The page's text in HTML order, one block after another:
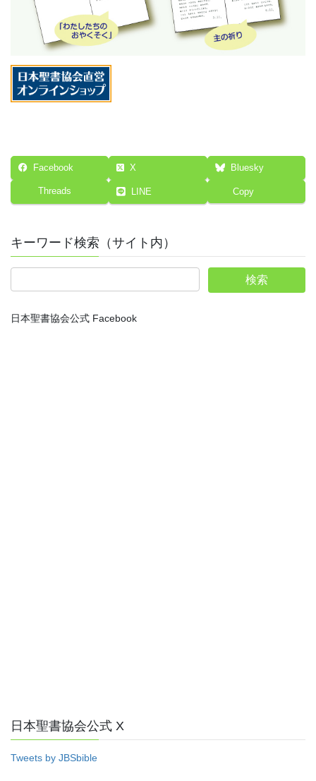
Facebook X Bluesky
Threads LINE Copy
キーワード検索（サイト内）
日本聖書協会公式 Facebook
日本聖書協会公式 X
Tweets by JBSbible